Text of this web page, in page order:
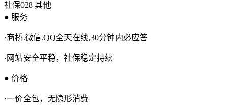
社保028 其他
● 服务
·商桥.微信.QQ全天在线,30分钟内必应答
·网站安全平稳，社保稳定持续
● 价格
·一价全包，无隐形消费